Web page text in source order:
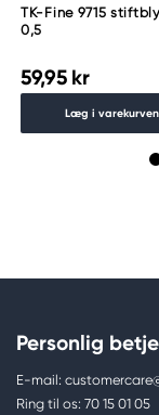
TK-Fine 9715
0,5
59,95 kr
Læg i varekurven
Personlig
E-mail:
Ring til os: 70 15 01 05